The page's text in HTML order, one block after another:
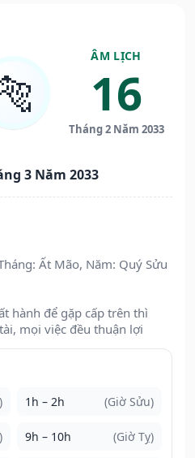
ÂM LỊCH
16
Tháng 2 Năm 2033
3 Năm 2033
Ất Mão, Năm: Quý Sửu
hành để gặp cấp trên thì
mọi việc đều thuận lợi
1h – 2h (Giờ Sửu)
9h – 10h (Giờ Tỵ)